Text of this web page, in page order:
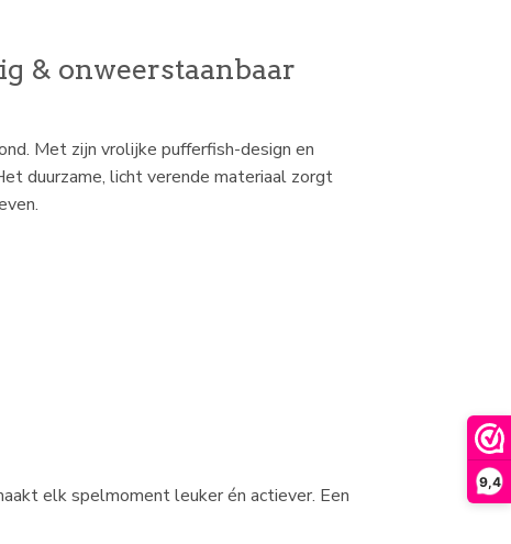
9,4
& onweerstaanbaar
Met zijn vrolijke pufferfish-design en
duurzame, licht verende materiaal zorgt
elk spelmoment leuker én actiever. Een